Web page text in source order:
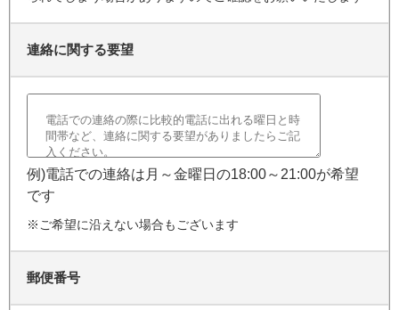
連絡に関する要望
例)電話での連絡は月～金曜日の18:00～21:00が希望
です
※ご希望に沿えない場合もございます
郵便番号